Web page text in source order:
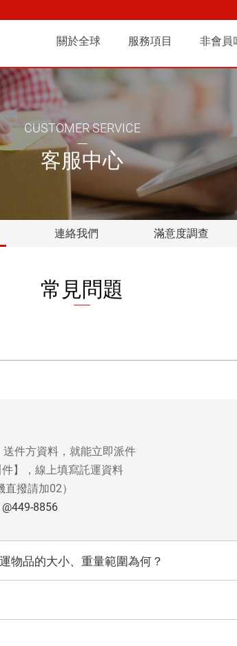
遞 | 台北即時快
關於全球
全球人
服務項目
其他服務
非會員
CUSTOMER SERVICE
客服中心
連絡我們 滿意度調查
常見問題
件方資料，就能立即派件
】，線上填寫託運資料
撥請加02）
@449-8856
物品的大小、重量範圍為何？